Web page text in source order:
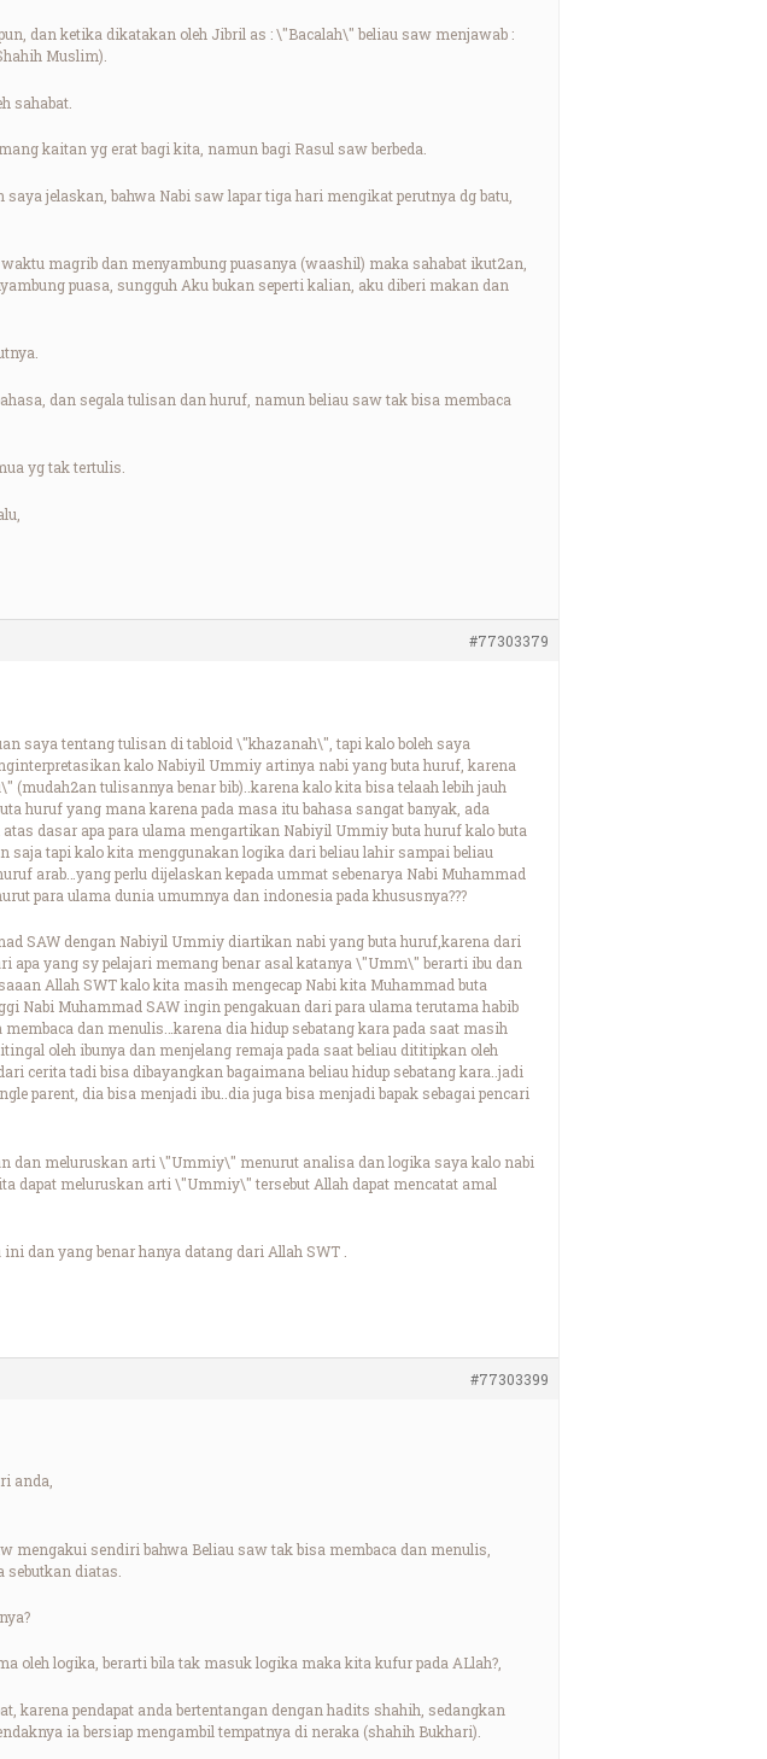
dan ketika dikatakan oleh Jibril as : \"Bacalah\" beliau saw menjawab :
Muslim).
sahabat.
kaitan yg erat bagi kita, namun bagi Rasul saw berbeda.
jelaskan, bahwa Nabi saw lapar tiga hari mengikat perutnya dg batu,
magrib dan menyambung puasanya (waashil) maka sahabat ikut2an,
puasa, sungguh Aku bukan seperti kalian, aku diberi makan dan
dan segala tulisan dan huruf, namun beliau saw tak bisa membaca
yg tak tertulis.
#77303379
saya tentang tulisan di tabloid \"khazanah\", tapi kalo boleh saya
kalo Nabiyil Ummiy artinya nabi yang buta huruf, karena
tulisannya benar bib)..karena kalo kita bisa telaah lebih jauh
huruf yang mana karena pada masa itu bahasa sangat banyak, ada
dasar apa para ulama mengartikan Nabiyil Ummiy buta huruf kalo buta
tapi kalo kita menggunakan logika dari beliau lahir sampai beliau
arab…yang perlu dijelaskan kepada ummat sebenarya Nabi Muhammad
para ulama dunia umumnya dan indonesia pada khususnya???
SAW dengan Nabiyil Ummiy diartikan nabi yang buta huruf,karena dari
apa yang sy pelajari memang benar asal katanya \"Umm\" berarti ibu dan
Allah SWT kalo kita masih mengecap Nabi kita Muhammad buta
Nabi Muhammad SAW ingin pengakuan dari para ulama terutama habib
dan menulis…karena dia hidup sebatang kara pada saat masih
oleh ibunya dan menjelang remaja pada saat beliau dititipkan oleh
cerita tadi bisa dibayangkan bagaimana beliau hidup sebatang kara..jadi
parent, dia bisa menjadi ibu..dia juga bisa menjadi bapak sebagai pencari
dan meluruskan arti \"Ummiy\" menurut analisa dan logika saya kalo nabi
dapat meluruskan arti \"Ummiy\" tersebut Allah dapat mencatat amal
dan yang benar hanya datang dari Allah SWT .
#77303399
anda,
mengakui sendiri bahwa Beliau saw tak bisa membaca dan menulis,
diatas.
oleh logika, berarti bila tak masuk logika maka kita kufur pada ALlah?,
karena pendapat anda bertentangan dengan hadits shahih, sedangkan
ia bersiap mengambil tempatnya di neraka (shahih Bukhari).